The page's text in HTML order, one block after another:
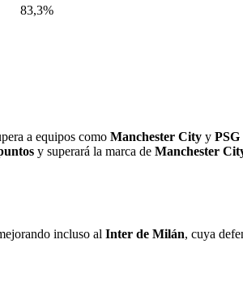
83,3%
a equipos como Manchester City y PSG
y superará la marca de Manchester
incluso al Inter de Milán, cuya